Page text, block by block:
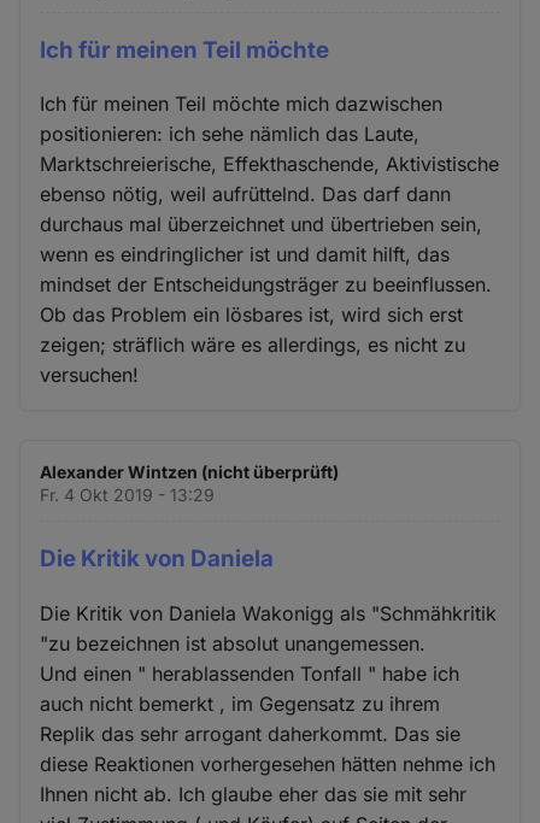
Ich für meinen Teil möchte
Ich für meinen Teil möchte mich dazwischen
positionieren: ich sehe nämlich das Laute,
Marktschreierische, Effekthaschende, Aktivistische
ebenso nötig, weil aufrüttelnd. Das darf dann
durchaus mal überzeichnet und übertrieben sein,
wenn es eindringlicher ist und damit hilft, das
mindset der Entscheidungsträger zu beeinflussen.
Ob das Problem ein lösbares ist, wird sich erst
zeigen; sträflich wäre es allerdings, es nicht zu
versuchen!
Alexander Wintzen (nicht überprüft)
Fr. 4 Okt 2019 - 13:29
Die Kritik von Daniela
Die Kritik von Daniela Wakonigg als "Schmähkritik
"zu bezeichnen ist absolut unangemessen.
Und einen " herablassenden Tonfall " habe ich
auch nicht bemerkt , im Gegensatz zu ihrem
Replik das sehr arrogant daherkommt. Das sie
diese Reaktionen vorhergesehen hätten nehme ich
Ihnen nicht ab. Ich glaube eher das sie mit sehr